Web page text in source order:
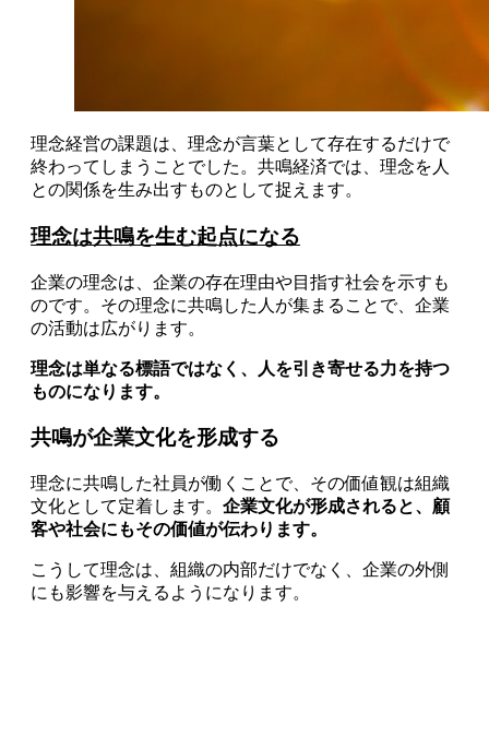
理念経営の課題は、理念が言葉として存在するだけで
終わってしまうことでした。共鳴経済では、理念を人
との関係を生み出すものとして捉えます。
理念は共鳴を生む起点になる
企業の理念は、企業の存在理由や目指す社会を示すも
のです。その理念に共鳴した人が集まることで、企業
の活動は広がります。
理念は単なる標語ではなく、人を引き寄せる力を持つ
ものになります。
共鳴が企業文化を形成する
理念に共鳴した社員が働くことで、その価値観は組織
文化として定着します。 企業文化が形成されると、顧
客や社会にもその価値が伝わります。
こうして理念は、組織の内部だけでなく、企業の外側
にも影響を与えるようになります。